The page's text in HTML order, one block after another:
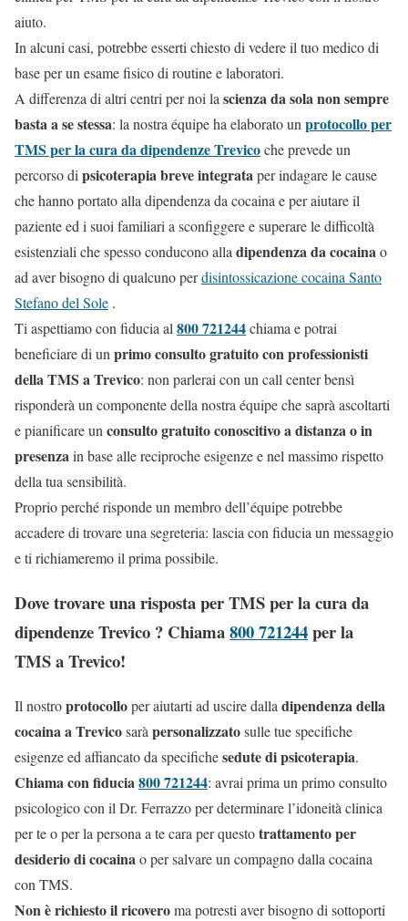
aiuto.
In alcuni casi, potrebbe esserti chiesto di vedere il tuo medico di
base per un esame fisico di routine e laboratori.
A differenza di altri centri per noi lascienza da sola non sempre
basta a se stessa: la nostra équipe ha elaborato unprotocollo per
TMS per la cura da dipendenze Trevicoche prevede un
percorso dipsicoterapia breve integrataper indagare le cause
che hanno portato alla dipendenza da cocaina e per aiutare il
paziente ed i suoi familiari a sconfiggere e superare le difficoltà
esistenziali che spesso conducono alladipendenza da cocainao
ad aver bisogno di qualcuno perdisintossicazione cocaina Santo
Stefano del Sole .
Ti aspettiamo con fiducia al800 721244chiama e potrai
beneficiare di unprimo consulto gratuito con professionisti
della TMS a Trevico: non parlerai con un call center bensì
risponderà un componente della nostra équipe che saprà ascoltarti
e pianificare unconsulto gratuito conoscitivo a distanza o in
presenzain base alle reciproche esigenze e nel massimo rispetto
della tua sensibilità.
Proprio perché risponde un membro dell’équipe potrebbe
accadere di trovare una segreteria: lascia con fiducia un messaggio
e ti richiameremo il prima possibile.
Dove trovare una risposta per TMS per la cura da
dipendenze Trevico ? Chiama800 721244per la
TMS a Trevico!
Il nostroprotocolloper aiutarti ad uscire dalla dipendenza della
cocaina a Trevicosarà personalizzatosulle tue specifiche
esigenze ed affiancato da specifichesedute di psicoterapia.
Chiama con fiducia800 721244: avrai prima un primo consulto
psicologico con il Dr. Ferrazzo per determinare l’idoneità clinica
per te o per la persona a te cara per questotrattamento per
desiderio di cocainao per salvare un compagno dalla cocaina
con TMS.
Non è richiesto il ricoveroma potresti aver bisogno di sottoporti